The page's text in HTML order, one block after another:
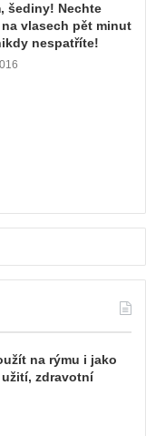
šediny! Nechte
vlasech pět minut
nespatříte!
na rýmu i jako
zdravotní